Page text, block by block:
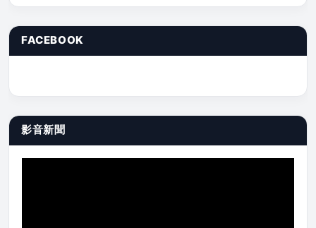
FACEBOOK
影音新聞